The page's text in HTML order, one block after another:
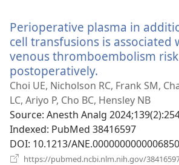
Perioperative plasma in
cell transfusions is associated
venous thromboembolism risk
postoperatively.
у
новому
вікні)
Choi UE, Nicholson RC, Frank SM,
LC, Ariyo P, Cho BC, Hensley NB
Source‎: Anesth Analg
Indexed‎: PubMed 38416597
DOI‎: 10.1213/ANE.0000000000006850
https://pubmed.ncbi.nlm.nih.gov/